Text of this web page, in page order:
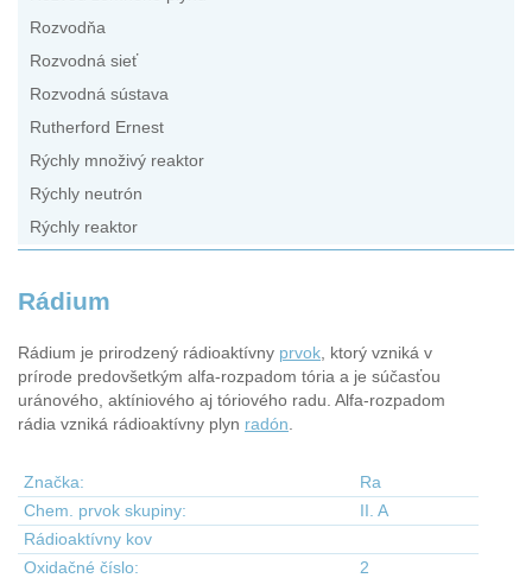
Rozvodňa
Rozvodná sieť
Rozvodná sústava
Rutherford Ernest
Rýchly množivý reaktor
Rýchly neutrón
Rýchly reaktor
Rádium
Rádium je prirodzený rádioaktívny prvok , ktorý vzniká v
prírode predovšetkým alfa-rozpadom tória a je súčasťou
uránového, aktíniového aj tóriového radu. Alfa-rozpadom
rádia vzniká rádioaktívny plyn radón
Značka:
Ra
Chem. prvok skupiny:
II. A
Rádioaktívny kov
Oxidačné číslo:
2